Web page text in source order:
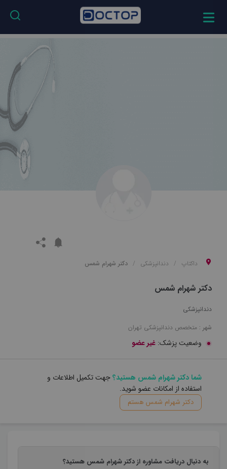
داکتاپ دندانپزشکی دکتر شهرام شمس
دکتر شهرام شمس
دندانپزشکی
شهر : متخصص دندانپزشکی تهران
وضعیت پزشک: غیر عضو
شما دکتر شهرام شمس هستید؟جهت تکمیل اطلاعات و
استفاده از امکانات عضو شوید.
دکتر شهرام شمس هستم
به دنبال دریافت مشاوره از دکتر شهرام شمس هستید؟